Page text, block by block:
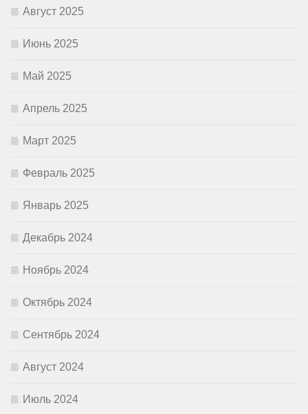
Август 2025
Июнь 2025
Май 2025
Апрель 2025
Март 2025
Февраль 2025
Январь 2025
Декабрь 2024
Ноябрь 2024
Октябрь 2024
Сентябрь 2024
Август 2024
Июль 2024